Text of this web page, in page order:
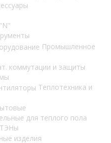
Промышленное
коммутации и защиты
Теплотехника и
для теплого пола